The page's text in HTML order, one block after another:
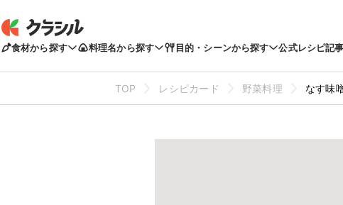
食材から探す 料理名から探す 目的・シーンから探す 公式レシピ記
TOP レシピカード 野菜料理 なす味